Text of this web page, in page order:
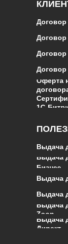
Выдача
Zoon
Выдача
Директ
Выдача
Выдача
Бизнес
Выдача
Выдача
Оферта
Договор
Договор
Договор
Договор